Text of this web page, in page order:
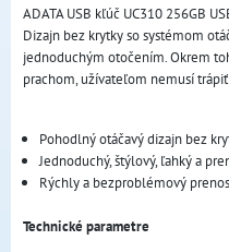
ADATA USB kľúč UC310 256GB
Dizajn bez krytky so systémom
jednoduchým otočením. Okrem
prachom, užívateľom nemusí
Pohodlný otáčavý dizajn bez
Jednoduchý, štýlový, ľahký a
Rýchly a bezproblémový
Technické parametre